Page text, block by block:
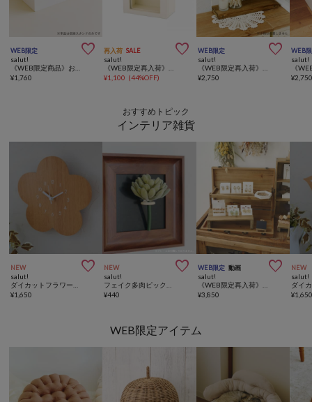
WEB限定 
salut!
¥1,760
再入荷 SALE 
salut!
¥1,100 (44%OFF)
WEB限定 
salut!
¥2,750
WEB
salut!
¥
おすすめトピック
インテリア雑貨
NEW 
salut!
¥1,650
NEW 
salut!
¥440
WEB限定 動画 
salut!
¥3,850
NEW
salut!
¥
WEB限定アイテム